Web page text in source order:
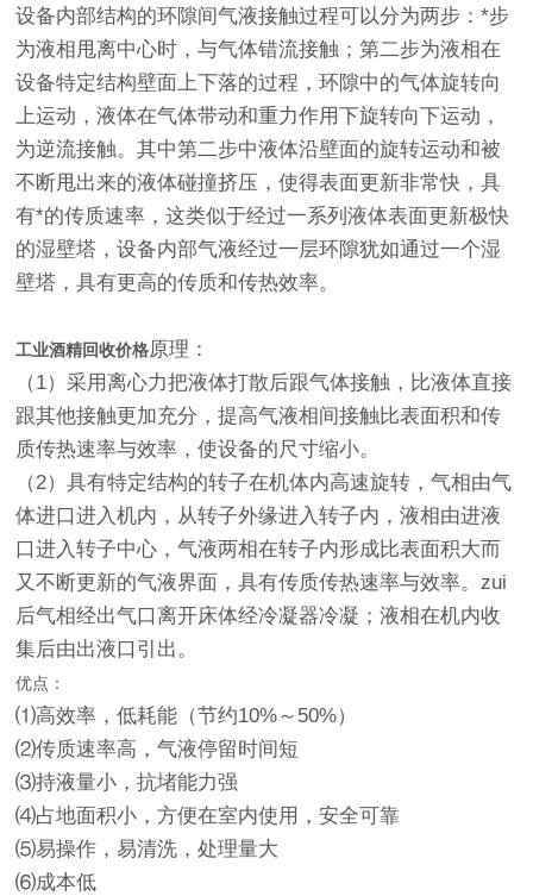
设备内部结构的环隙间气液接触过程可以分为两步：*步
为液相甩离中心时，与气体错流接触；第二步为液相在
设备特定结构壁面上下落的过程，环隙中的气体旋转向
上运动，液体在气体带动和重力作用下旋转向下运动，
为逆流接触。其中第二步中液体沿壁面的旋转运动和被
不断甩出来的液体碰撞挤压，使得表面更新非常快，具
有*的传质速率，这类似于经过一系列液体表面更新极快
的湿壁塔，设备内部气液经过一层环隙犹如通过一个湿
壁塔，具有更高的传质和传热效率。
工业酒精回收价格原理：
（1）采用离心力把液体打散后跟气体接触，比液体直接
跟其他接触更加充分，提高气液相间接触比表面积和传
质传热速率与效率，使设备的尺寸缩小。
（2）具有特定结构的转子在机体内高速旋转，气相由气
体进口进入机内，从转子外缘进入转子内，液相由进液
口进入转子中心，气液两相在转子内形成比表面积大而
又不断更新的气液界面，具有传质传热速率与效率。zui
后气相经出气口离开床体经冷凝器冷凝；液相在机内收
集后由出液口引出。
优点：
⑴高效率，低耗能（节约10%～50%）
⑵传质速率高，气液停留时间短
⑶持液量小，抗堵能力强
⑷占地面积小，方便在室内使用，安全可靠
⑸易操作，易清洗，处理量大
⑹成本低